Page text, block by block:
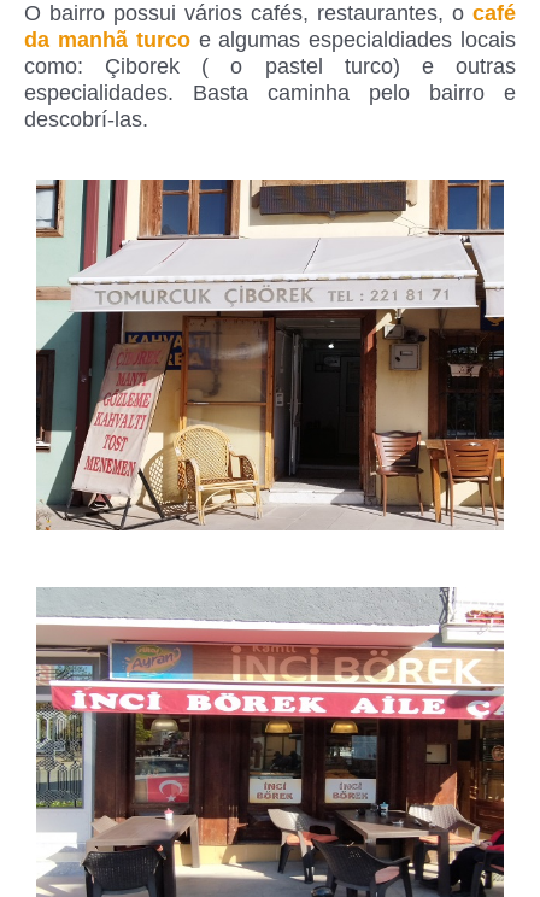
O bairro possui vários cafés, restaurantes, o café
da manhã turcoe algumas especialdiades locais
como: Çiborek ( o pastel turco) e outras
especialidades. Basta caminha pelo bairro e
descobrí-las.